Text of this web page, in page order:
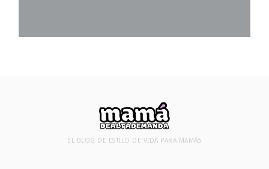
EL BLOG DE ESTILO DE VIDA PARA MAMÁS